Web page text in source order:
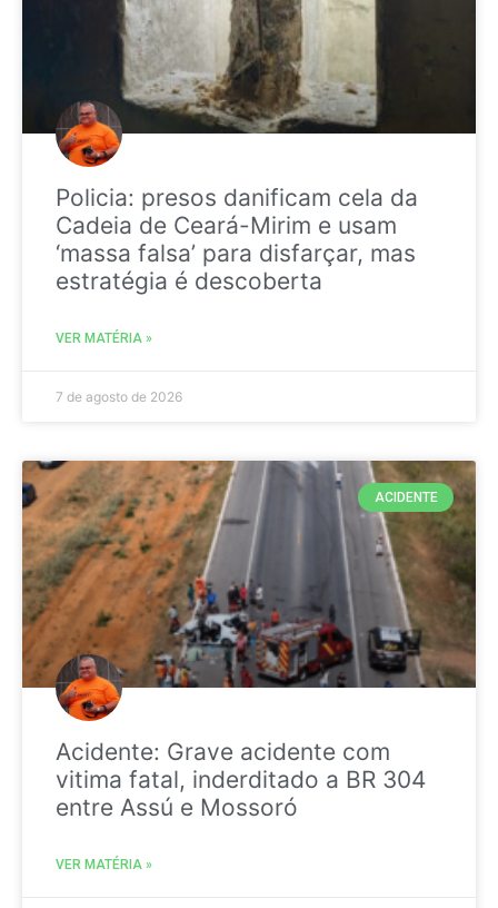
Policia: presos danificam cela da
Cadeia de Ceará-Mirim e usam
‘massa falsa’ para disfarçar, mas
estratégia é descoberta
VER MATÉRIA »
7 de agosto de 2026
ACIDENTE
Acidente: Grave acidente com
vitima fatal, inderditado a BR 304
entre Assú e Mossoró
VER MATÉRIA »